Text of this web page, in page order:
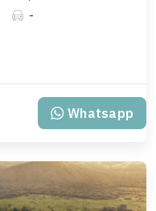
-
Whatsapp